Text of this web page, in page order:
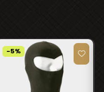
-5%